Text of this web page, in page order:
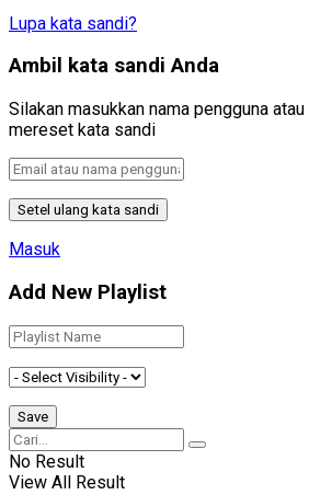
Lupa kata sandi?
Ambil kata sandi Anda
Silakan masukkan nama pengguna
mereset kata sandi
Masuk
Add New Playlist
No Result
View All Result